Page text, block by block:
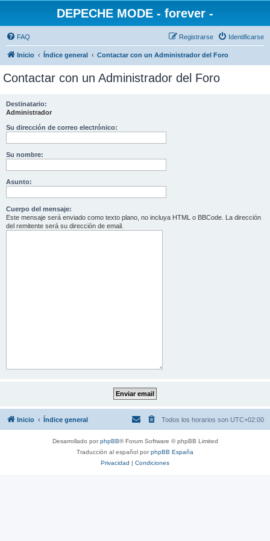
DEPECHE MODE - forever -
FAQ Identificarse
Registrarse
Inicio Índice general Contactar con un Administrador del Foro
Contactar con un Administrador del Foro
Destinatario:
Administrador
Su dirección de correo electrónico:
Su nombre:
Asunto:
Cuerpo del mensaje:
Este mensaje será enviado como texto plano, no incluya HTML o BBCode. La dirección
del remitente será su dirección de email.
Inicio Índice general Todos los horarios son UTC+02:00
Desarrollado porphpBB® Forum Software © phpBB Limited
Traducción al español porphpBB España
Privacidad | Condiciones